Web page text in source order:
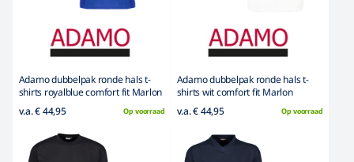
Adamo dubbelpak ronde hals t-
shirts royalblue comfort fit Marlon
v.a. € 44,95
Op voorraad
Adamo dubbelpak ronde hals t-
shirts wit comfort fit Marlon
v.a. € 44,95
Op voorraad